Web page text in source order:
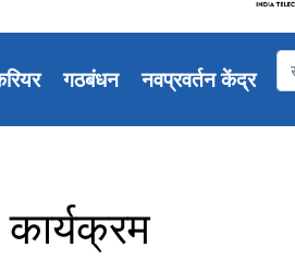
गठबंधन नवप्रवर्तन केंद्र